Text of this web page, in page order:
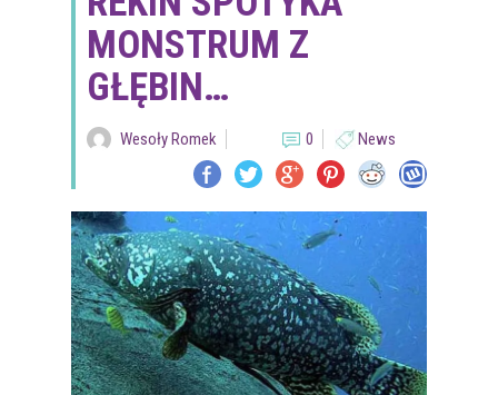
MONSTRUM Z
GŁĘBIN…
Wesoły Romek 0 News